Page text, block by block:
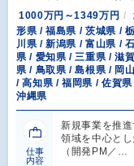
1000万円～1349万円
形県 / 福島県 / 茨城県 /
川県 / 新潟県 / 富山県 /
県 / 愛知県 / 三重県 / 滋
県 / 鳥取県 / 島根県 / 岡
/ 高知県 / 福岡県 / 佐賀
沖縄県
仕事
内容
新規事業を推
領域を中心と
（開発PM／…